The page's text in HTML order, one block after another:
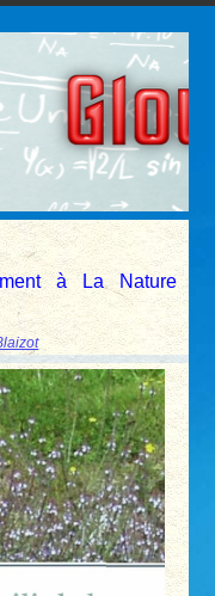
à La Nature